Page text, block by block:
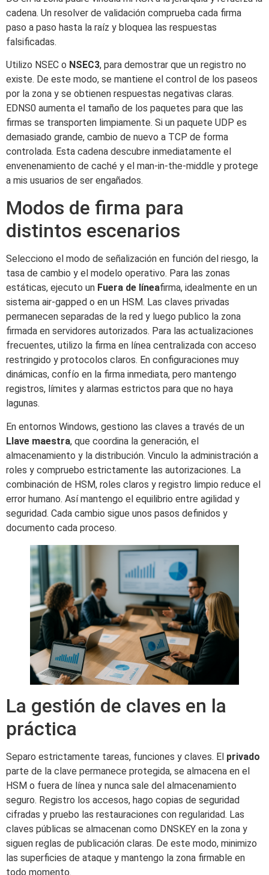
cadena. Un resolver de validación comprueba cada firma
paso a paso hasta la raíz y bloquea las respuestas
falsificadas.
Utilizo NSEC o NSEC3, para demostrar que un registro no
existe. De este modo, se mantiene el control de los paseos
por la zona y se obtienen respuestas negativas claras.
EDNS0 aumenta el tamaño de los paquetes para que las
firmas se transporten limpiamente. Si un paquete UDP es
demasiado grande, cambio de nuevo a TCP de forma
controlada. Esta cadena descubre inmediatamente el
envenenamiento de caché y el man-in-the-middle y protege
a mis usuarios de ser engañados.
Modos de firma para
distintos escenarios
Selecciono el modo de señalización en función del riesgo, la
tasa de cambio y el modelo operativo. Para las zonas
estáticas, ejecuto un Fuera de líneafirma, idealmente en un
sistema air-gapped o en un HSM. Las claves privadas
permanecen separadas de la red y luego publico la zona
firmada en servidores autorizados. Para las actualizaciones
frecuentes, utilizo la firma en línea centralizada con acceso
restringido y protocolos claros. En configuraciones muy
dinámicas, confío en la firma inmediata, pero mantengo
registros, límites y alarmas estrictos para que no haya
lagunas.
En entornos Windows, gestiono las claves a través de un
Llave maestra, que coordina la generación, el
almacenamiento y la distribución. Vinculo la administración a
roles y compruebo estrictamente las autorizaciones. La
combinación de HSM, roles claros y registro limpio reduce el
error humano. Así mantengo el equilibrio entre agilidad y
seguridad. Cada cambio sigue unos pasos definidos y
documento cada proceso.
La gestión de claves en la
práctica
Separo estrictamente tareas, funciones y claves. El privado
parte de la clave permanece protegida, se almacena en el
HSM o fuera de línea y nunca sale del almacenamiento
seguro. Registro los accesos, hago copias de seguridad
cifradas y pruebo las restauraciones con regularidad. Las
claves públicas se almacenan como DNSKEY en la zona y
siguen reglas de publicación claras. De este modo, minimizo
las superficies de ataque y mantengo la zona firmable en
todo momento.